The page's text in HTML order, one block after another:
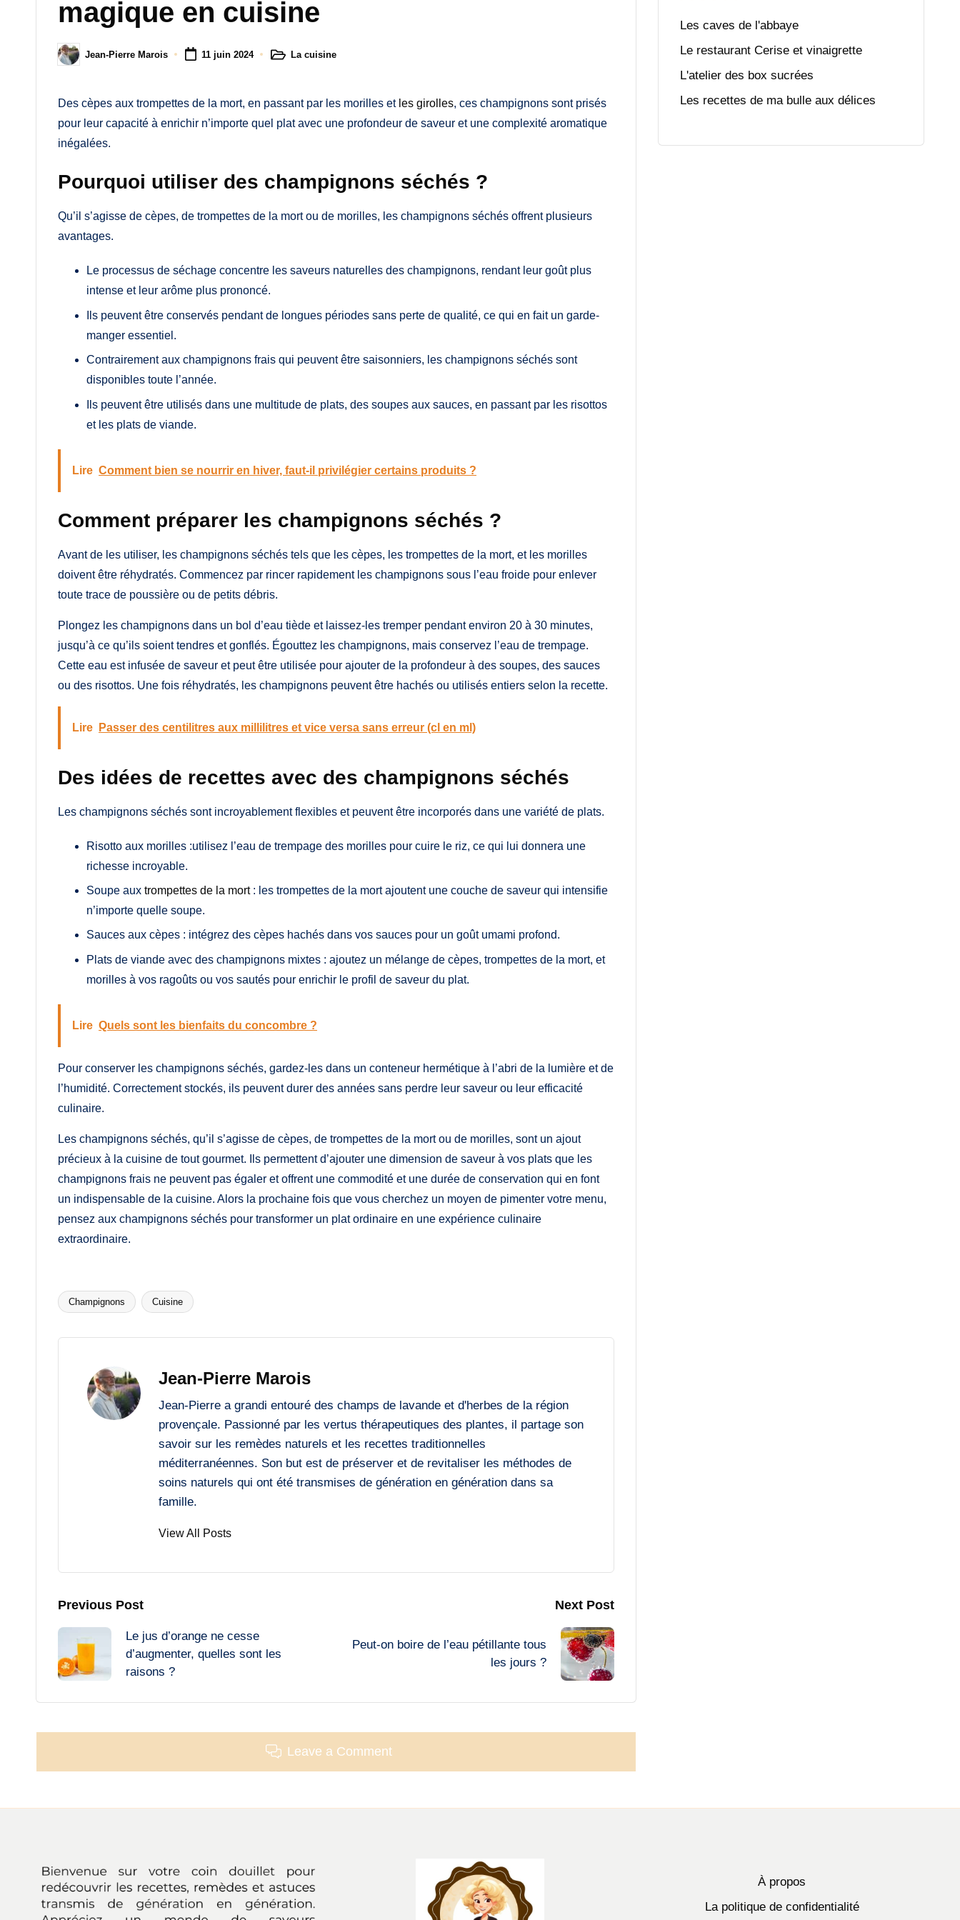
magique en cuisine
PostedJean-Pierre Marois 11 juin 2024
PostedLa cuisine
Des cèpes aux trompettes de la mort, en passant par les morilles et les girolles, ces champignons sont prisés
pour leur capacité à enrichir n’importe quel plat avec une profondeur de saveur et une complexité aromatique
inégalées.
Pourquoi utiliser des champignons séchés ?
Qu’il s’agisse de cèpes, de trompettes de la mort ou de morilles, les champignons séchés offrent plusieurs
avantages.
Le processus de séchage concentre les saveurs naturelles des champignons, rendant leur goût plus
intense et leur arôme plus prononcé.
Ils peuvent être conservés pendant de longues périodes sans perte de qualité, ce qui en fait un garde-
manger essentiel.
Contrairement aux champignons frais qui peuvent être saisonniers, les champignons séchés sont
disponibles toute l’année.
Ils peuvent être utilisés dans une multitude de plats, des soupes aux sauces, en passant par les risottos
et les plats de viande.
Lire Comment bien se nourrir en hiver, faut-il privilégier certains produits ?
Comment préparer les champignons séchés ?
Avant de les utiliser, les champignons séchés tels que les cèpes, les trompettes de la mort, et les morilles
doivent être réhydratés. Commencez par rincer rapidement les champignons sous l’eau froide pour enlever
toute trace de poussière ou de petits débris.
Plongez les champignons dans un bol d’eau tiède et laissez-les tremper pendant environ 20 à 30 minutes,
jusqu’à ce qu’ils soient tendres et gonflés. Égouttez les champignons, mais conservez l’eau de trempage.
Cette eau est infusée de saveur et peut être utilisée pour ajouter de la profondeur à des soupes, des sauces
ou des risottos. Une fois réhydratés, les champignons peuvent être hachés ou utilisés entiers selon la recette.
Lire Passer des centilitres aux millilitres et vice versa sans erreur (cl en ml)
Des idées de recettes avec des champignons séchés
Les champignons séchés sont incroyablement flexibles et peuvent être incorporés dans une variété de plats.
Risotto aux morilles :utilisez l’eau de trempage des morilles pour cuire le riz, ce qui lui donnera une
richesse incroyable.
Soupe aux trompettes de la mort : les trompettes de la mort ajoutent une couche de saveur qui intensifie
n’importe quelle soupe.
Sauces aux cèpes : intégrez des cèpes hachés dans vos sauces pour un goût umami profond.
Plats de viande avec des champignons mixtes : ajoutez un mélange de cèpes, trompettes de la mort, et
morilles à vos ragoûts ou vos sautés pour enrichir le profil de saveur du plat.
Lire Quels sont les bienfaits du concombre ?
Pour conserver les champignons séchés, gardez-les dans un conteneur hermétique à l’abri de la lumière et de
l’humidité. Correctement stockés, ils peuvent durer des années sans perdre leur saveur ou leur efficacité
culinaire.
Les champignons séchés, qu’il s’agisse de cèpes, de trompettes de la mort ou de morilles, sont un ajout
précieux à la cuisine de tout gourmet. Ils permettent d’ajouter une dimension de saveur à vos plats que les
champignons frais ne peuvent pas égaler et offrent une commodité et une durée de conservation qui en font
un indispensable de la cuisine. Alors la prochaine fois que vous cherchez un moyen de pimenter votre menu,
pensez aux champignons séchés pour transformer un plat ordinaire en une expérience culinaire
extraordinaire.
Tags:
Champignons Cuisine
Jean-Pierre Marois
Jean-Pierre a grandi entouré des champs de lavande et d'herbes de la région
provençale. Passionné par les vertus thérapeutiques des plantes, il partage son
savoir sur les remèdes naturels et les recettes traditionnelles
méditerranéennes. Son but est de préserver et de revitaliser les méthodes de
soins naturels qui ont été transmises de génération en génération dans sa
famille.
View All Posts
Post
navigation
Previous Post
Le jus d’orange ne cesse
d’augmenter, quelles sont les
raisons ?
Next Post
Peut-on boire de l’eau pétillante tous
les jours ?
Leave a Comment
Les caves de l'abbaye
Le restaurant Cerise et vinaigrette
L'atelier des box sucrées
Les recettes de ma bulle aux délices
À propos
La politique de confidentialité